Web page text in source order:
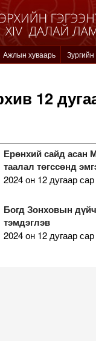
Ажлын хуваарь
12
Ерөнхий сайд асан
таалал төгссөнд
2024 он 12 дугаар
Богд Зонховын
тэмдэглэв
2024 он 12 дугаар